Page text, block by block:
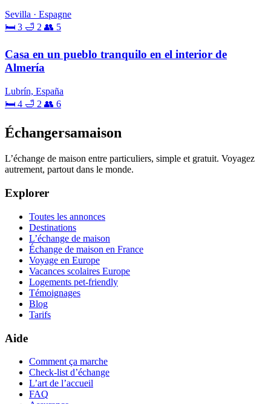
Sevilla · Espagne
🛏 3 🛁 2 👥 5
Casa en un pueblo tranquilo en el interior de
Almería
Lubrín, España
🛏 4 🛁 2 👥 6
Échangersamaison
L’échange de maison entre particuliers, simple et gratuit. Voyagez
autrement, partout dans le monde.
Explorer
Toutes les annonces
Destinations
L’échange de maison
Échange de maison en France
Voyage en Europe
Vacances scolaires Europe
Logements pet-friendly
Témoignages
Blog
Tarifs
Aide
Comment ça marche
Check-list d’échange
L’art de l’accueil
FAQ